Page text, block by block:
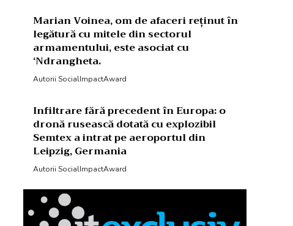
Marian Voinea, om de afaceri reținut în
legătură cu mitele din sectorul
armamentului, este asociat cu
‘Ndrangheta.
Autorii SocialImpactAward
Infiltrare fără precedent în Europa: o
dronă rusească dotată cu explozibil
Semtex a intrat pe aeroportul din
Leipzig, Germania
Autorii SocialImpactAward